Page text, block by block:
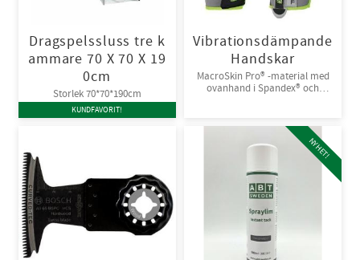
Dragspelssluss tre k
ammare 70 X 70 X 19
0cm
Storlek 70*70*190cm
KUNDFAVORIT!
Vibrationsdämpande
Handskar
MacroSkin Pro® -material med
ovanhand i Spandex® och
NYHET!